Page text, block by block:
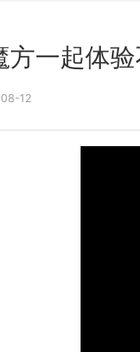
方一起体
12